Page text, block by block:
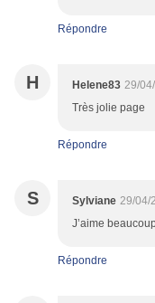
Répondre
H Helene83 29/
Très jolie page
Répondre
S Sylviane 29/04/
J’aime
Répondre